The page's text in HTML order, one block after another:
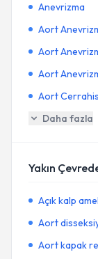
Anevrizma
Aort
Aort
Aort
Aort
Daha fazla
Yakın
Açık kalp
Aort
Aort kapak